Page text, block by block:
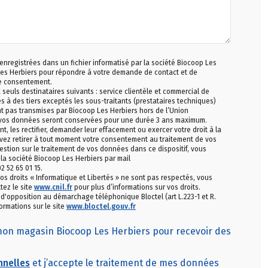
dans un fichier informatisé par la société Biocoop Les
Herbiers pour répondre à votre demande de contact et de
consentement.
destinataires suivants : service clientèle et commercial de
à des tiers exceptés les sous-traitants (prestataires techniques)
transmises par Biocoop Les Herbiers hors de l’Union
données seront conservées pour une durée 3 ans maximum.
les rectifier, demander leur effacement ou exercer votre droit à la
retirer à tout moment votre consentement au traitement de vos
sur le traitement de vos données dans ce dispositif, vous
société Biocoop Les Herbiers par mail
65 01 15.
droits « Informatique et Libertés » ne sont pas respectés, vous
le site www.cnil.fr pour plus d’informations sur vos droits.
au démarchage téléphonique Bloctel (art L.223-1 et R.
sur le site www.bloctel.gouv.fr
magasin Biocoop Les Herbiers pour recevoir des
et j’accepte le traitement de mes données